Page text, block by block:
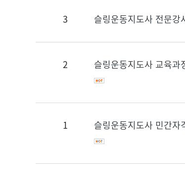
3 슬링운동지도사 전문강
2 슬링운동지도사 교육과
1 슬링운동지도사 민간자